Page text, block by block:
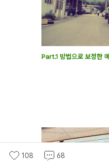
Part.1 방법으로 보정한 예
108 68